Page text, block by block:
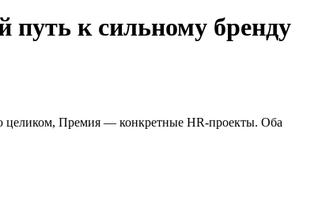
путь к сильному бренду
целиком, Премия — конкретные HR-проекты. Оба